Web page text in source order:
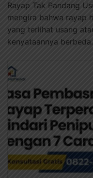
Rayap Tak Pandang
mengira bahwa rayap
yang terlihat usang
kenyataannya